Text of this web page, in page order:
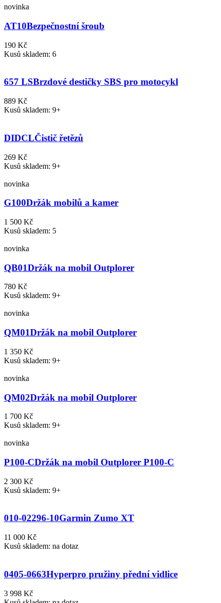
novinka
AT10Bezpečnostní šroub
190 Kč
Kusů skladem: 6
657 LSBrzdové destičky SBS pro motocykl
889 Kč
Kusů skladem: 9+
DIDCLČistič řetězů
269 Kč
Kusů skladem: 9+
novinka
G100Držák mobilů a kamer
1 500 Kč
Kusů skladem: 5
novinka
QB01Držák na mobil Outplorer
780 Kč
Kusů skladem: 9+
novinka
QM01Držák na mobil Outplorer
1 350 Kč
Kusů skladem: 9+
novinka
QM02Držák na mobil Outplorer
1 700 Kč
Kusů skladem: 9+
novinka
P100-CDržák na mobil Outplorer P100-C
2 300 Kč
Kusů skladem: 9+
010-02296-10Garmin Zumo XT
11 000 Kč
Kusů skladem: na dotaz
0405-0663Hyperpro pružiny přední vidlice
3 998 Kč